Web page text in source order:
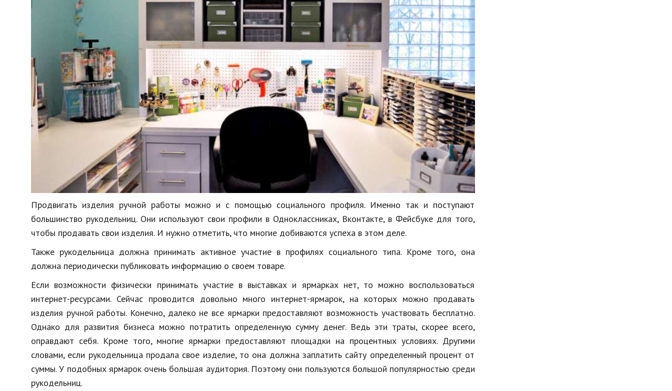
Продвигать изделия ручной работы можно и с помощью социального профиля. Именно так и поступают
большинство рукодельниц. Они используют свои профили в Одноклассниках, Вконтакте, в Фейсбуке для того,
чтобы продавать свои изделия. И нужно отметить, что многие добиваются успеха в этом деле.
Также рукодельница должна принимать активное участие в профилях социального типа. Кроме того, она
должна периодически публиковать информацию о своем товаре.
Если возможности физически принимать участие в выставках и ярмарках нет, то можно воспользоваться
интернет-ресурсами. Сейчас проводится довольно много интернет-ярмарок, на которых можно продавать
изделия ручной работы. Конечно, далеко не все ярмарки предоставляют возможность участвовать бесплатно.
Однако для развития бизнеса можно потратить определенную сумму денег. Ведь эти траты, скорее всего,
оправдают себя. Кроме того, многие ярмарки предоставляют площадки на процентных условиях. Другими
словами, если рукодельница продала свое изделие, то она должна заплатить сайту определенный процент от
суммы. У подобных ярмарок очень большая аудитория. Поэтому они пользуются большой популярностью среди
рукодельниц.